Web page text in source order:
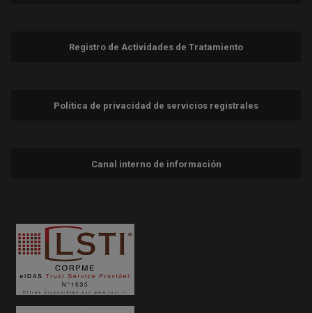
Registro de Actividades de Tratamiento
Política de privacidad de servicios registrales
Canal interno de información